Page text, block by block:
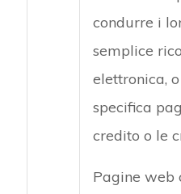
condurre i
semplice
elettronica,
specifica
credito o le
Pagine web